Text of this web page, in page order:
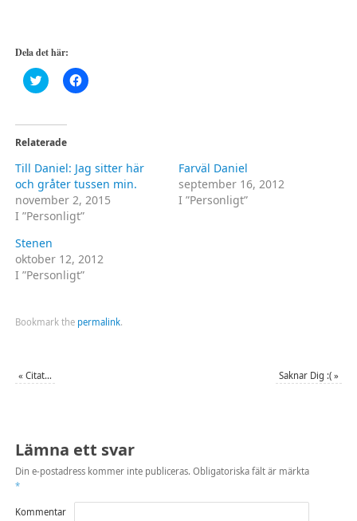
Dela det här:
Klicka
för
Twitter
(Öppnas
i
nytt
fönster)
Klicka
för
nytt
fönster)
Relaterade
Till Daniel: Jag sitter här
och gråter tussen min.
november 2, 2015
I ”Personligt”
Farväl Daniel
september 16, 2012
I ”Personligt”
Stenen
oktober 12, 2012
I ”Personligt”
Bookmark the permalink.
« Citat… Saknar Dig :(»
Lämna ett svar
Din e-postadress kommer inte publiceras. Obligatoriska fält är märkta
*
Kommentar